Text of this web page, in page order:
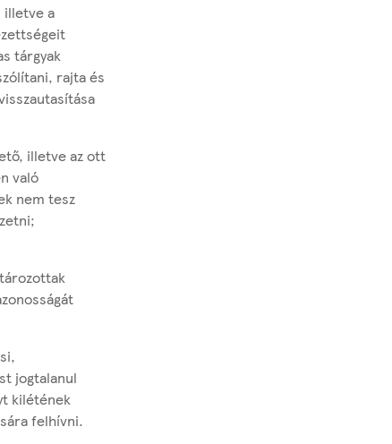
illetve a
tárgyak
rajta és
illetve az ott
való
nem tesz
jogtalanul
kilétének
felhívni.